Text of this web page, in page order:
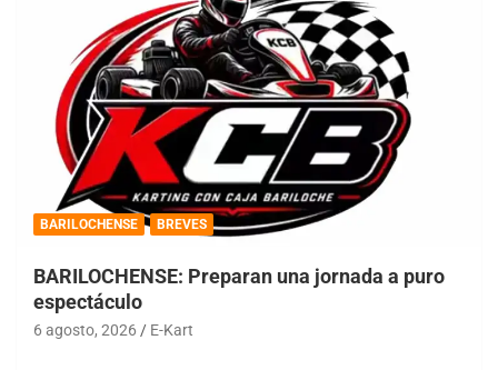
BARILOCHENSE BREVES
BARILOCHENSE: Preparan una jornada a puro
espectáculo
6 agosto, 2026 E-Kart